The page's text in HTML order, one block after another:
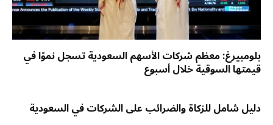
بلومبيرغ: معظم شركات الأسهم السعودية تسجل نموًا في
قيمتها السوقية خلال أسبوع
دليل شامل للزكاة والضرائب على الشركات في السعودية